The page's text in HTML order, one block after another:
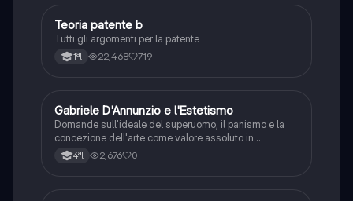
Altro
Teoria patente b
Tutti gli argomenti per la patente
1ªl 22,468 719
GItaliano
Gabriele D'Annunzio e l'Estetismo
Domande sull'ideale del superuomo, il panismo e la
concezione dell'arte come valore assoluto in
D'Annunzio.
4ªl 2,676 0